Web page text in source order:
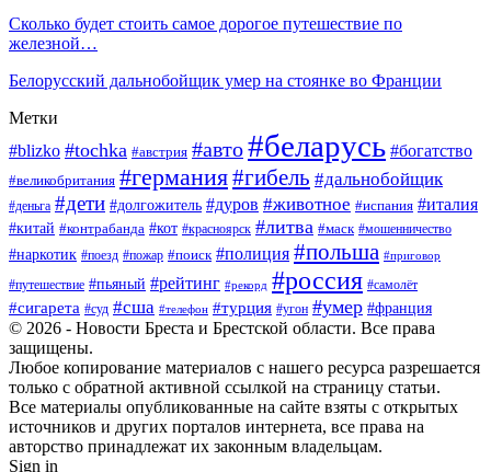
Сколько будет стоить самое дорогое путешествие по
железной…
Белорусский дальнобойщик умер на стоянке во Франции
Метки
#blizko #tochka #австрия #авто#беларусь #богатство
#великобритания #германия#гибель #дальнобойщик
#деньга #дети #долгожитель #дуров #животное #испания #италия
#китай #контрабанда #кот #красноярск #литва #маск #мошенничество
#наркотик #поезд #пожар #поиск #полиция #польша #приговор
#путешествие #пьяный #рейтинг #рекорд #россия #самолёт
#сигарета #суд #сша #телефон #турция #угон #умер #франция
© 2026 - Новости Бреста и Брестской области. Все права
защищены.
Любое копирование материалов с нашего ресурса разрешается
только с обратной активной ссылкой на страницу статьи.
Все материалы опубликованные на сайте взяты с открытых
источников и других порталов интернета, все права на
авторство принадлежат их законным владельцам.
Sign in